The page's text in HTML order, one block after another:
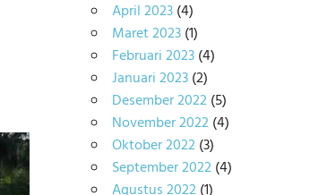
April 2023(4)
Maret 2023(1)
Februari 2023(4)
Januari 2023(2)
Desember 2022(5)
November 2022(4)
Oktober 2022(3)
September 2022(4)
Agustus 2022(1)